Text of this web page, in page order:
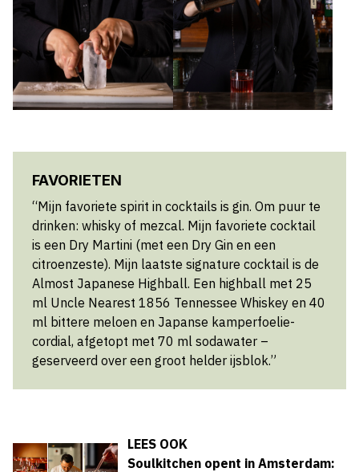
FAVORIETEN
“Mijn favoriete spirit in cocktails is gin. Om puur te
drinken: whisky of mezcal. Mijn favoriete cocktail
is een Dry Martini (met een Dry Gin en een
citroenzeste). Mijn laatste signature cocktail is de
Almost Japanese Highball. Een highball met 25
ml Uncle Nearest 1856 Tennessee Whiskey en 40
ml bittere meloen en Japanse kamperfoelie-
cordial, afgetopt met 70 ml sodawater –
geserveerd over een groot helder ijsblok.”
LEES OOK
Soulkitchen opent in Amsterdam: